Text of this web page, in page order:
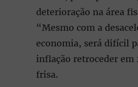
deterioração na área
“Mesmo com a
economia, será difícil
inflação retroceder em
frisa.